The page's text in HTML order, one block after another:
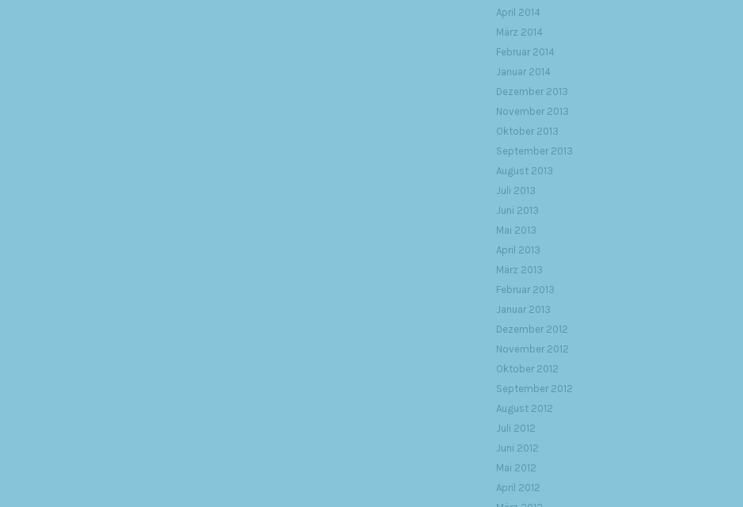
April 2014
März 2014
Februar 2014
Januar 2014
Dezember 2013
November 2013
Oktober 2013
September 2013
August 2013
Juli 2013
Juni 2013
Mai 2013
April 2013
März 2013
Februar 2013
Januar 2013
Dezember 2012
November 2012
Oktober 2012
September 2012
August 2012
Juli 2012
Juni 2012
Mai 2012
April 2012